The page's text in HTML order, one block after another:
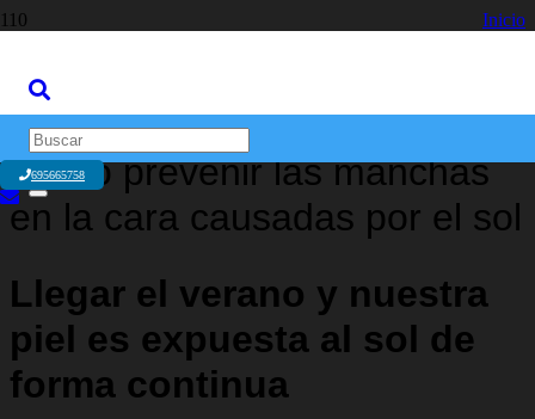
695665758
Inicio
Cómo prevenir las manchas
en la cara causadas por el sol
Llegar el verano y nuestra
piel es expuesta al sol de
forma continua